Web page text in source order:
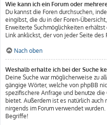
Wie kann ich ein Forum oder
Du kannst die Foren durchsuchen,
eingibst, die du in der Foren-
Erweiterte Suchmöglichkeiten erhältst
Link anklickst, der von jeder Seite des
Nach oben
Weshalb erhalte ich bei der Suche
Deine Suche war möglicherweise zu
gängige Wörter, welche von phpBB
spezifischere Anfrage und benutze
bietet. Außerdem ist es natürlich
nirgends im Forum verwendet
Begriffe!